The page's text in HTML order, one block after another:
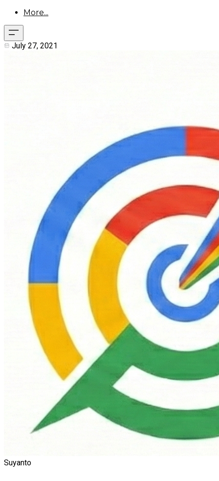
More...
July 27, 2021
Suyanto